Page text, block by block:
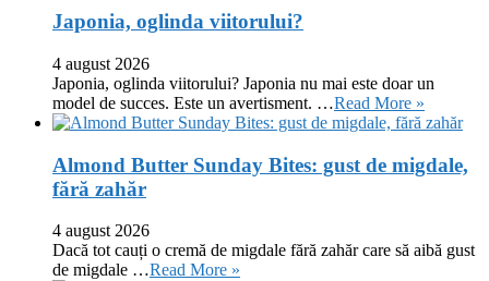
Japonia, oglinda viitorului?
4 august 2026
Japonia, oglinda viitorului? Japonia nu mai este doar un
model de succes. Este un avertisment. …Read More »
Almond Butter Sunday Bites: gust de migdale,
fără zahăr
4 august 2026
Dacă tot cauți o cremă de migdale fără zahăr care să aibă gust
de migdale …Read More »